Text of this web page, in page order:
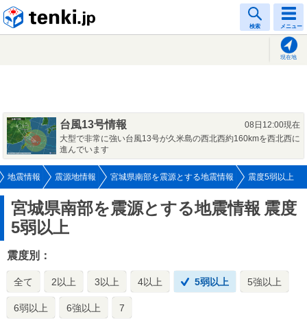
検索 メニュー
現在地
台風13号情報
08日12:00現在
大型で非常に強い台風13号が久米島の西北西約160kmを西北西に
進んでいます
地震情報 震源地情報 宮城県南部を震源とする地震情報 震度5弱以上
宮城県南部を震源とする地震情報 震度
5弱以上
震度別：
全て 2以上 3以上 4以上 5弱以上 5強以上
6弱以上 6強以上 7